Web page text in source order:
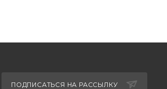
ПОДПИСАТЬСЯ НА РАССЫЛКУ